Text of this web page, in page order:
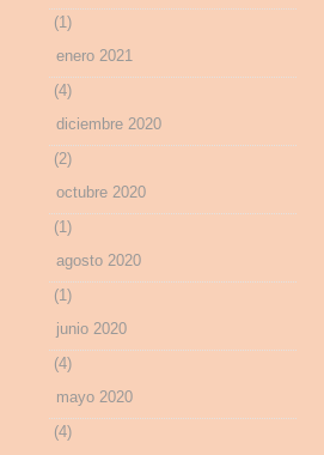
(1)
enero 2021
(4)
diciembre 2020
(2)
octubre 2020
(1)
agosto 2020
(1)
junio 2020
(4)
mayo 2020
(4)